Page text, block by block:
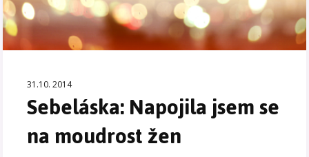
31.10. 2014
Sebeláska: Napojila jsem se
na moudrost žen